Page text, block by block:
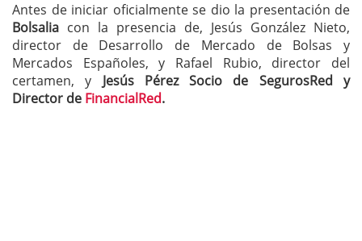
Antes de iniciar oficialmente se dio la presentación de
Bolsalia con la presencia de, Jesús González Nieto,
director de Desarrollo de Mercado de Bolsas y
Mercados Españoles, y Rafael Rubio, director del
certamen, y Jesús Pérez Socio de SegurosRed y
Director de FinancialRed.